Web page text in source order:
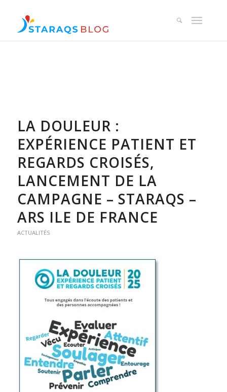
LA DOULEUR :
EXPÉRIENCE PATIENT ET
REGARDS CROISÉS,
LANCEMENT DE LA
CAMPAGNE – STARAQS –
ARS ILE DE FRANCE
ACTUALITÉS